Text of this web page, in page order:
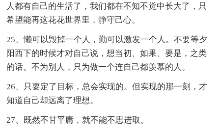
人都有自己的生活了，我们都在不知不觉中长大了，只
希望能再这花花世界里，静守己心。
25、懒可以毁掉一个人，勤可以激发一个人。不要等夕
阳西下的时候才对自己说，想当初、如果、要是，之类
的话。不为别人，只为做一个连自己都羡慕的人。
26、只要定了目标，总会实现的。但实现的那一刻，才
知道自己却远离了理想。
27、既然不甘平庸，就不能不思进取。